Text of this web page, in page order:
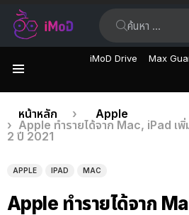
iMoD Drive Max
เรื่อง
ล่าสุด
คุณอยู่ที่นี่:
หน้าหลัก
Apple
Apple ทำรายได้จาก Mac, iPad เ
2 ปี 2021
APPLE IPAD MAC
Apple ทำรายได้จาก